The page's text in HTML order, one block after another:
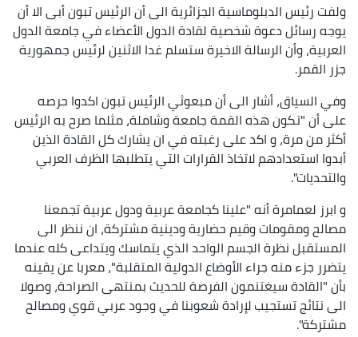
ولفت رئيس الدبلوماسية الجزائرية الى أن الرئيس تبون أبى الا أن
يوجه رسائل دعوة شخصية لقادة الدول الأعضاء في جامعة الدول
العربية، وأن الرسالة الاخيرة ستسلم غدا الاثنين لرئيس جمهورية
جزر القمر.
وفي السياق، أشار الى أن مبعوثي الرئيس تبون اكدوا حرصه
على أن "تكون هذه القمة جامعة وشاملة، مثلما صرح به الرئيس
أكثر من مرة، و اكد على رغبته في ان يشارك كل القادة الذين
أبدوا استعدادهم لاتخاذ القرارات التي يتطلبها الظرف العربي
والتحديات".
و ابرز لعمامرة أنه "علينا كجامعة عربية ودول عربية تجمعنا
مصالح ومقومات وقيم حضارية ودينية مشتركة، ان ننظر الى
المستقبل نظرة الجسم الواحد الذي يتماسك ويتداعى كله عندما
يتضرر جزء منه جراء الأوضاع الدولية المتقلبة"، معربا عن يقينه
بأن "القادة سيغتنمون الفرصة للحديث بمنتهى الصراحة، وصولا
الى نتائج تستجيب لإرادة شعوبنا في وجود عربي قوي ومصالح
مشتركة".